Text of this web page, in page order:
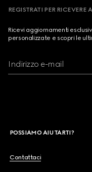
REGISTRATI PER
Ricevi aggiornamenti
personalizzate e scopri le
Indirizzo e-mail
POSSIAMO AIUTARTI?
Contattaci